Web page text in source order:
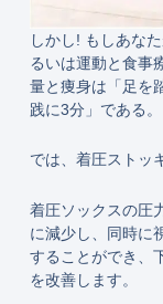
しかし! もしあな
るいは運動と食事
量と痩身は「足を
践に3分」である
では、着圧ストッ
着圧ソックスの圧
に減少し、同時に
することができ、
を改善します。